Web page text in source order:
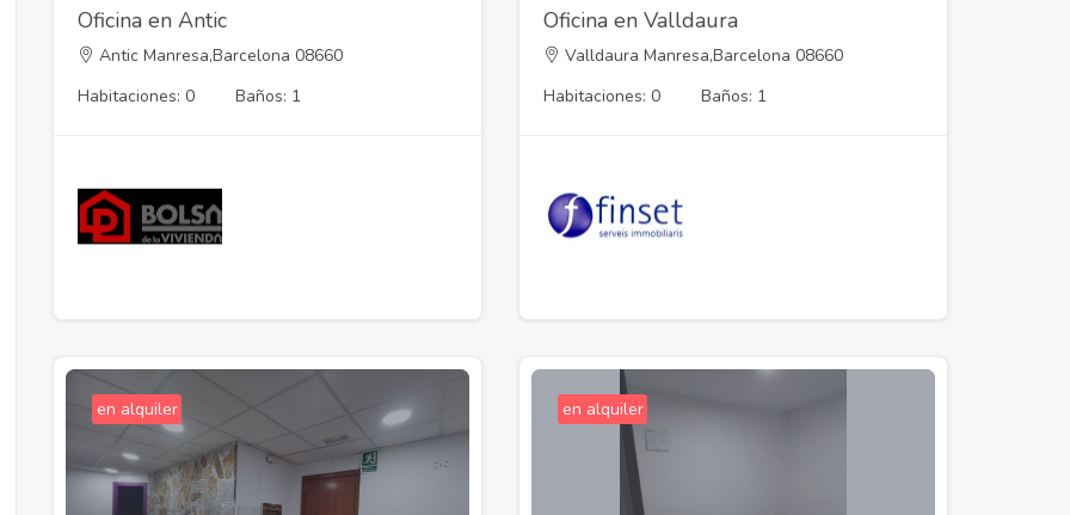
Oficina en Antic
Antic Manresa,Barcelona 08660
Habitaciones: 0
Baños: 1
Oficina en Valldaura
Valldaura Manresa,Barcelona 08660
Habitaciones: 0
Baños: 1
en alquiler en alquiler